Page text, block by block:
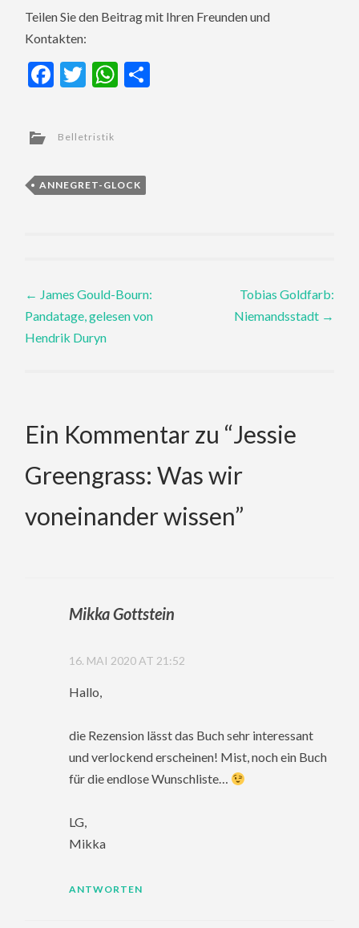
Teilen Sie den Beitrag mit Ihren Freunden und
Kontakten:
Facebook
TwitterWhatsApp
Belletristik
ANNEGRET-GLOCK
Post
navigation
← James Gould-Bourn:
Pandatage, gelesen von
Hendrik Duryn
Tobias Goldfarb:
Niemandsstadt →
Ein Kommentar zu “Jessie
Greengrass: Was wir
voneinander wissen”
Mikka Gottstein
16. MAI 2020 AT 21:52
Hallo,
die Rezension lässt das Buch sehr interessant
und verlockend erscheinen! Mist, noch ein Buch
für die endlose Wunschliste…
LG,
Mikka
ANTWORTEN